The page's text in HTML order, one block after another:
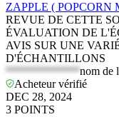
ZAPPLE ( POPCORN
REVUE DE CETTE
ÉVALUATION DE
AVIS SUR UNE
D'ÉCHANTILLONS
*************nom de
Acheteur vérifié
DEC 28, 2024
3 POINTS